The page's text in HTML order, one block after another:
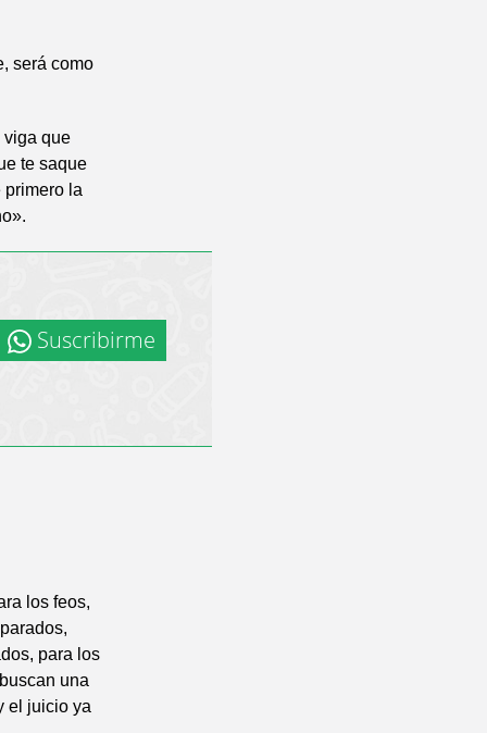
será como
viga que
te saque
primero la
Suscribirme
los feos,
para los
una
el juicio ya